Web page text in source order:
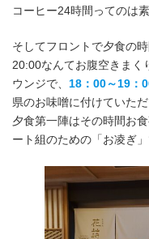
コーヒー24時間ってのは素
そしてフロントで夕食の
20:00なんてお腹空きまく
ウンジで、 18：00～19：
県のお味噌に付けていた
夕食第一陣はその時間お
ート組のための「お凌ぎ」